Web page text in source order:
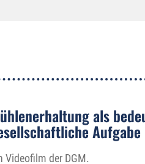
als
Aufgabe
Videofilm der DGM.